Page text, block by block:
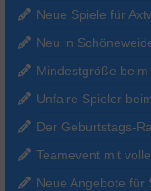
Neue Spiele für
Neu in
Mindestgröße
Unfaire Spieler
Der Geburtstags-
Teamevent mit
Neue Angebote für